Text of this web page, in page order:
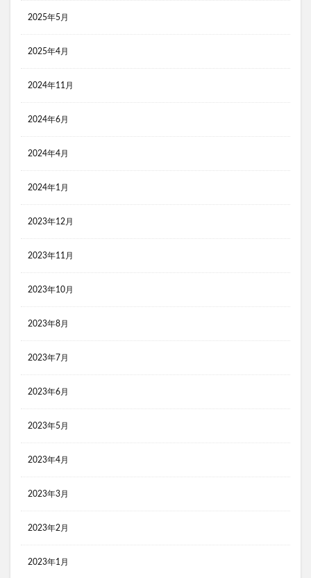
コンビニ３大チェーン おにぎり 比較
2025年5月
2025年4月
2024年11月
2024年6月
2024年4月
2024年1月
2023年12月
2023年11月
2023年10月
2023年8月
2023年7月
2023年6月
2023年5月
2023年4月
2023年3月
2023年2月
2023年1月